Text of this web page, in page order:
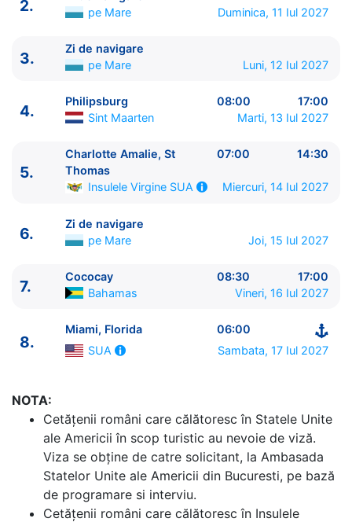
ITINERARIU
Ziua | Portul | Sosire - Plecare
Miami, Florida SUA
2.
Zi de navigare pe Mare
0:00 - 0:00
Philipsburg Sint Maarten
08:00 - 17:00
5.
Charlotte Amalie, St Thomas
Insulele Virgine SUA
6.
Zi de navigare pe Mare
0:00 - 0:00
7. Cococay Bahamas
08:30 - 17:00
2.
pe Mare
Duminica, 11 Iul 2027
3.
Zi de navigare
pe Mare
Luni, 12 Iul 2027
4.
Philipsburg 08:00
17:00
Sint Maarten
Marti, 13 Iul 2027
5.
Charlotte Amalie, St
Thomas
07:00 14:30
Insulele Virgine SUA Miercuri, 14 Iul 2027
6.
Zi de navigare
pe Mare
Joi, 15 Iul 2027
7.
Cococay 08:30
17:00
Bahamas
Vineri, 16 Iul 2027
8.
Miami, Florida
06:00
SUA
Sambata, 17 Iul 2027
NOTA:
Cetăţenii români care călătoresc în Statele Unite
ale Americii în scop turistic au nevoie de viză.
Viza se obține de catre solicitant, la Ambasada
Statelor Unite ale Americii din Bucuresti, pe bază
de programare si interviu.
Cetăţenii români care călătoresc în Insulele